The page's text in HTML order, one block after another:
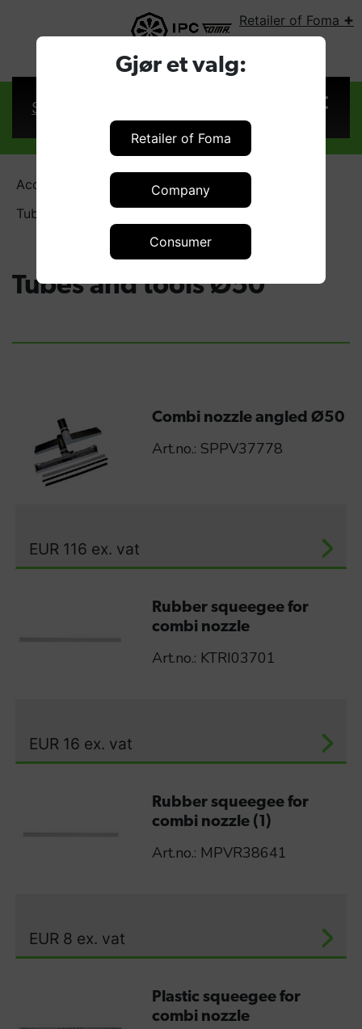
Gjør et valg:
Retailer of Foma
Company
Consumer
Retailer of Foma +
SELECT COUNTRY:
Sign in
Accessories - vacuum cleaners
Tubes and tools Ø50
Tubes and tools Ø50
Combi nozzle angled Ø50
Art.no.: SPPV37778
EUR 116 ex. vat
Rubber squeegee for
combi nozzle
Art.no.: KTRI03701
EUR 16 ex. vat
Rubber squeegee for
combi nozzle (1)
Art.no.: MPVR38641
EUR 8 ex. vat
Plastic squeegee for
combi nozzle